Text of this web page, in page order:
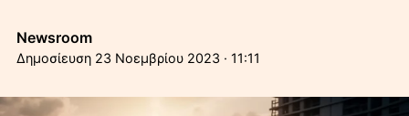
Newsroom
23 Νοεμβρίου 2023 · 11:11